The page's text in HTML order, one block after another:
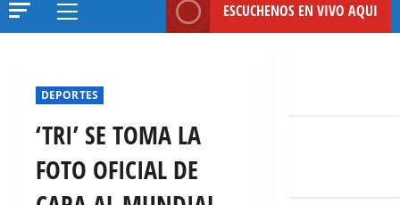
Menú
ESCUCHENOS EN VIVO AQUI
DEPORTES
‘TRI’ SE TOMA LA
FOTO OFICIAL DE